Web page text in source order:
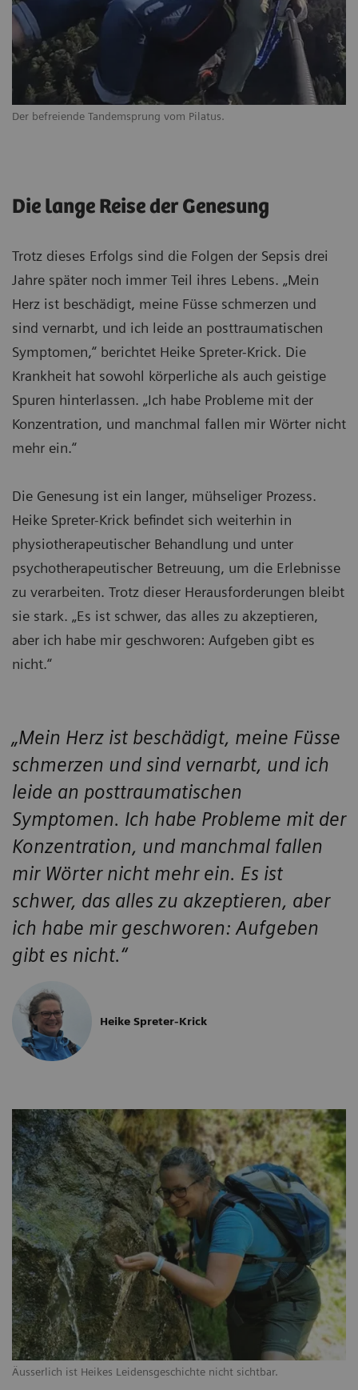
Der befreiende Tandemsprung vom Pilatus.
Die lange Reise der Genesung
Trotz dieses Erfolgs sind die Folgen der Sepsis drei
Jahre später noch immer Teil ihres Lebens. „Mein
Herz ist beschädigt, meine Füsse schmerzen und
sind vernarbt, und ich leide an posttraumatischen
Symptomen,“ berichtet Heike Spreter-Krick. Die
Krankheit hat sowohl körperliche als auch geistige
Spuren hinterlassen. „Ich habe Probleme mit der
Konzentration, und manchmal fallen mir Wörter nicht
mehr ein.“
Die Genesung ist ein langer, mühseliger Prozess.
Heike Spreter-Krick befindet sich weiterhin in
physiotherapeutischer Behandlung und unter
psychotherapeutischer Betreuung, um die Erlebnisse
zu verarbeiten. Trotz dieser Herausforderungen bleibt
sie stark. „Es ist schwer, das alles zu akzeptieren,
aber ich habe mir geschworen: Aufgeben gibt es
nicht.“
„Mein Herz ist beschädigt, meine Füsse
schmerzen und sind vernarbt, und ich
leide an posttraumatischen
Symptomen. Ich habe Probleme mit der
Konzentration, und manchmal fallen
mir Wörter nicht mehr ein. Es ist
schwer, das alles zu akzeptieren, aber
ich habe mir geschworen: Aufgeben
gibt es nicht.“
Heike Spreter-Krick
Äusserlich ist Heikes Leidensgeschichte nicht sichtbar.